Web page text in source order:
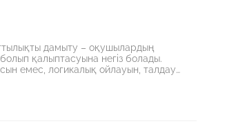
дамыту – оқушылардың
қалыптасуына негіз болады.
емес, логикалық ойлауын, талдау